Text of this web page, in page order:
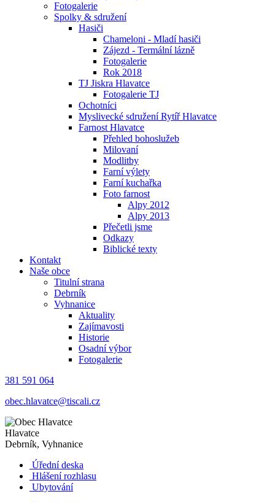
Fotogalerie
Spolky & sdružení
Hasiči
Chameloni - Mladí hasiči
Zájezd - Termální lázně
Fotogalerie
Rok 2018
TJ Jiskra Hlavatce
Fotogalerie TJ
Ochotníci
Myslivecké sdružení Rytíř Hlavatce
Farnost Hlavatce
Přehled bohoslužeb
Milovaní
Modlitby
Farní výlety
Farní kuchařka
Foto farnost
Alpy 2012
Alpy 2013
Přečetli jsme
Odkazy
Biblické texty
Kontakt
Naše obce
Titulní strana
Debrník
Vyhnanice
Aktuality
Zajímavosti
Historie
Osadní výbor
Fotogalerie
381 591 064
obec.hlavatce@tiscali.cz
Hlavatce
Debrník, Vyhnanice
Úřední deska
Hlášení rozhlasu
Ubytování